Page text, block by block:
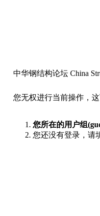
中华钢结构论坛 China
您无权进行当前操作，
您所在的用户组
您还没有登录，请